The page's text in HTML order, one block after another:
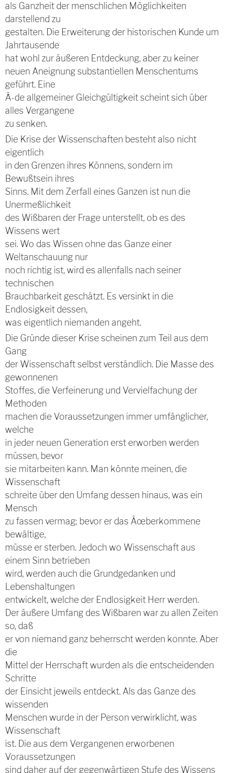
als Ganzheit der menschlichen Möglichkeiten
darstellend zu
gestalten. Die Erweiterung der historischen Kunde um
Jahrtausende
hat wohl zur äußeren Entdeckung, aber zu keiner
neuen Aneignung substantiellen Menschentums
geführt. Eine
Ã-de allgemeiner Gleichgültigkeit scheint sich über
alles Vergangene
zu senken.
Die Krise der Wissenschaften besteht also nicht
eigentlich
in den Grenzen ihres Könnens, sondern im
Bewußtsein ihres
Sinns. Mit dem Zerfall eines Ganzen ist nun die
Unermeßlichkeit
des Wißbaren der Frage unterstellt, ob es des
Wissens wert
sei. Wo das Wissen ohne das Ganze einer
Weltanschauung nur
noch richtig ist, wird es allenfalls nach seiner
technischen
Brauchbarkeit geschätzt. Es versinkt in die
Endlosigkeit dessen,
was eigentlich niemanden angeht.
Die Gründe dieser Krise scheinen zum Teil aus dem
Gang
der Wissenschaft selbst verständlich. Die Masse des
gewonnenen
Stoffes, die Verfeinerung und Vervielfachung der
Methoden
machen die Voraussetzungen immer umfänglicher,
welche
in jeder neuen Generation erst erworben werden
müssen, bevor
sie mitarbeiten kann. Man könnte meinen, die
Wissenschaft
schreite über den Umfang dessen hinaus, was ein
Mensch
zu fassen vermag; bevor er das Ãœberkommene
bewältige,
müsse er sterben. Jedoch wo Wissenschaft aus
einem Sinn betrieben
wird, werden auch die Grundgedanken und
Lebenshaltungen
entwickelt, welche der Endlosigkeit Herr werden.
Der äußere Umfang des Wißbaren war zu allen Zeiten
so, daß
er von niemand ganz beherrscht werden konnte. Aber
die
Mittel der Herrschaft wurden als die entscheidenden
Schritte
der Einsicht jeweils entdeckt. Als das Ganze des
wissenden
Menschen wurde in der Person verwirklicht, was
Wissenschaft
ist. Die aus dem Vergangenen erworbenen
Voraussetzungen
sind daher auf der gegenwärtigen Stufe des Wissens